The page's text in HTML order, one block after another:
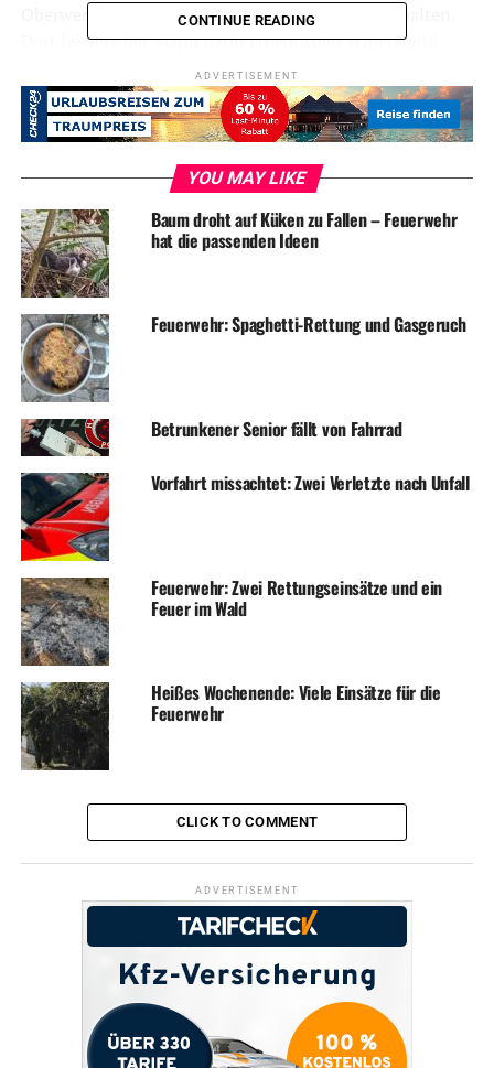
Oberwengern konnten sie das Auto gefahrlos anhalten.
Dort leistete der Mann dann erheblichen Widerstand
gegen die Überprüfung seiner Personalien.
Den rabiaten Falschparker erwarten nun allerlei
Anzeigen.
Symbolfoto / Archiv
RELATED TOPICS:
UP NEXT
Kleine Jungs klauen Parfüm für über 600 Euro
DON'T MISS
Mehrere Einsätze für die Feuerwehr
CONTINUE READING
ADVERTISEMENT
YOU MAY LIKE
Baum droht auf Küken zu Fallen – Feuerwehr
hat die passenden Ideen
Feuerwehr: Spaghetti-Rettung und Gasgeruch
Betrunkener Senior fällt von Fahrrad
Vorfahrt missachtet: Zwei Verletzte nach Unfall
Feuerwehr: Zwei Rettungseinsätze und ein
Feuer im Wald
Heißes Wochenende: Viele Einsätze für die
Feuerwehr
CLICK TO COMMENT
ADVERTISEMENT